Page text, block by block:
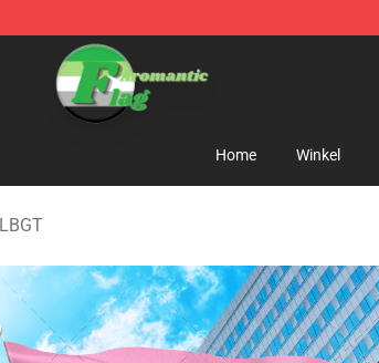
- The Best Store of Aromantic Flag
Home Winkel